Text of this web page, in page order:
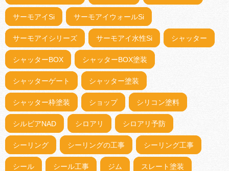
サーモアイSi サーモアイウォールSi
サーモアイシリーズ サーモアイ水性Si シャッター
シャッターBOX シャッターBOX塗装
シャッターゲート シャッター塗装
シャッター枠塗装 ショップ シリコン塗料
シルビアNAD シロアリ シロアリ予防
シーリング シーリングの工事 シーリング工事
シール シール工事 ジム スレート塗装